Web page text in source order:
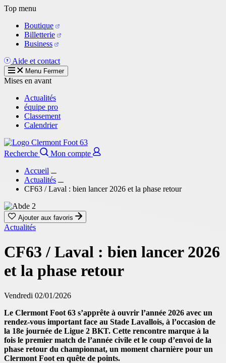
Aller
contenu
principal
Top menu
Boutique
Billetterie
Business
Aide et contact
Menu Fermer
Mises en avant
Actualités
équipe pro
Classement
Calendrier
Recherche
Mon compte
Accueil
Actualités
CF63 / Laval : bien lancer 2026 et la phase retour
Ajouter aux favoris
Actualités
CF63 / Laval : bien lancer 2026
et la phase retour
Vendredi 02/01/2026
Le Clermont Foot 63 s’apprête à ouvrir l’année 2026 avec un
rendez-vous important face au Stade Lavallois, à l’occasion de
la 18e journée de Ligue 2 BKT. Cette rencontre marque à la
fois le premier match de l’année civile et le coup d’envoi de la
phase retour du championnat, un moment charnière pour un
Clermont Foot en quête de points.